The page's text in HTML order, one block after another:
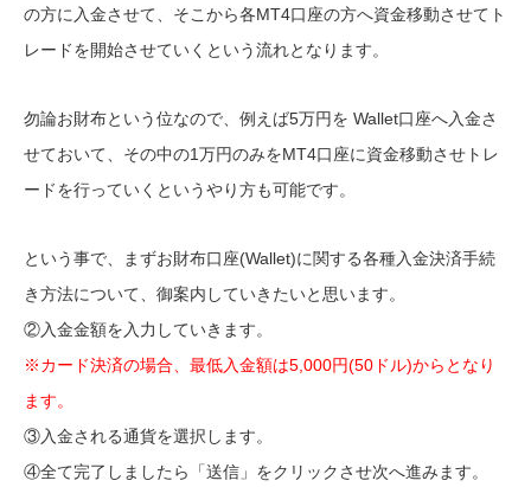
の方に入金させて、そこから各MT4口座の方へ資金移動させてト
レードを開始させていくという流れとなります。
勿論お財布という位なので、例えば5万円を Wallet口座へ入金さ
せておいて、その中の1万円のみをMT4口座に資金移動させトレ
ードを行っていくというやり方も可能です。
という事で、まずお財布口座(Wallet)に関する各種入金決済手続
き方法について、御案内していきたいと思います。
②入金金額を入力していきます。
※カード決済の場合、最低入金額は5,000円(50ドル)からとなり
ます。
③入金される通貨を選択します。
④全て完了しましたら「送信」をクリックさせ次へ進みます。